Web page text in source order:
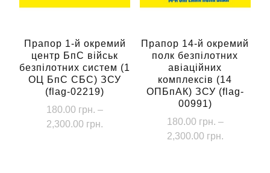
товару
вибрати
сторінці
товару
Прапор 1-й окремий
центр БпС військ
безпілотних систем (1
ОЦ БпС СБС) ЗСУ
(flag-02219)
180.00 грн. –
2,300.00 грн.
Прапор 14-й окремий
полк безпілотних
авіаційних
комплексів (14
ОПБпАК) ЗСУ (flag-
00991)
180.00 грн. –
2,300.00 грн.Діапазон